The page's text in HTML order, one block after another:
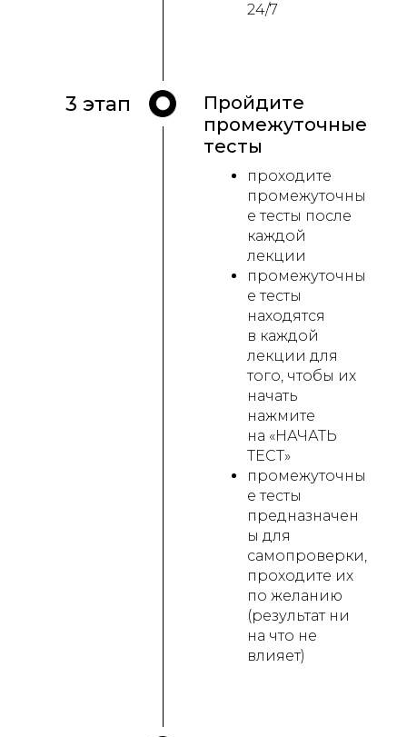
24/7
3 этап
Пройдите
промежуточные
тесты
проходите
промежуточны
е тесты после
каждой
лекции
промежуточны
е тесты
находятся
в каждой
лекции для
того, чтобы их
начать
нажмите
на «НАЧАТЬ
ТЕСТ»
промежуточны
е тесты
предназначен
ы для
самопроверки,
проходите их
по желанию
(результат ни
на что не
влияет)